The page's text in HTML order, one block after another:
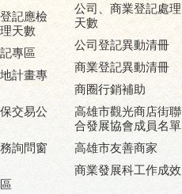
記應檢
天數
專區
計畫專
交易公
詢問窗
公司、商業登記處理
天數
公司登記異動清冊
商業登記異動清冊
商圈行銷補助
高雄市觀光商店街聯
合發展協會成員名單
高雄市友善商家
商業發展科工作成效